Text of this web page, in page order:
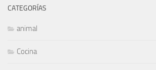
CATEGORÍAS
animal
Cocina